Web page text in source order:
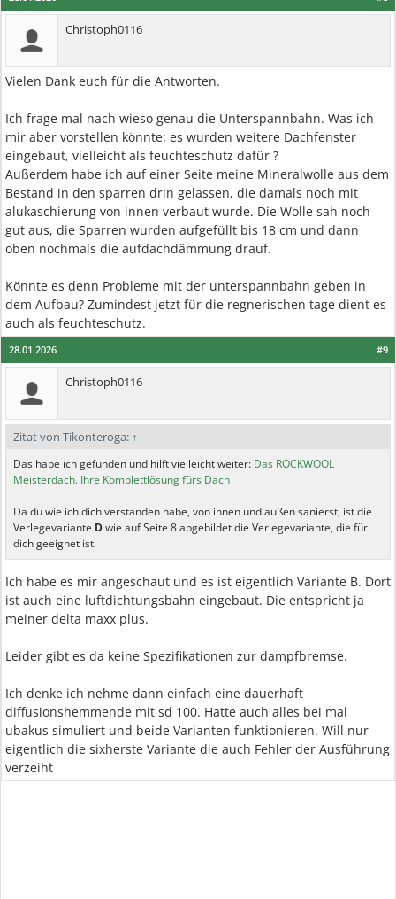
Christoph0116
Vielen Dank euch für die Antworten.
Ich frage mal nach wieso genau die Unterspannbahn. Was ich
mir aber vorstellen könnte: es wurden weitere Dachfenster
eingebaut, vielleicht als feuchteschutz dafür ?
Außerdem habe ich auf einer Seite meine Mineralwolle aus dem
Bestand in den sparren drin gelassen, die damals noch mit
alukaschierung von innen verbaut wurde. Die Wolle sah noch
gut aus, die Sparren wurden aufgefüllt bis 18 cm und dann
oben nochmals die aufdachdämmung drauf.
Könnte es denn Probleme mit der unterspannbahn geben in
dem Aufbau? Zumindest jetzt für die regnerischen tage dient es
auch als feuchteschutz.
#9
28.01.2026
Christoph0116
Zitat von Tikonteroga: ↑
Das habe ich gefunden und hilft vielleicht weiter: Das ROCKWOOL
Meisterdach. Ihre Komplettlösung fürs Dach
Da du wie ich dich verstanden habe, von innen und außen sanierst, ist die
Verlegevariante Dwie auf Seite 8 abgebildet die Verlegevariante, die für
dich geeignet ist.
Ich habe es mir angeschaut und es ist eigentlich Variante B. Dort
ist auch eine luftdichtungsbahn eingebaut. Die entspricht ja
meiner delta maxx plus.
Leider gibt es da keine Spezifikationen zur dampfbremse.
Ich denke ich nehme dann einfach eine dauerhaft
diffusionshemmende mit sd 100. Hatte auch alles bei mal
ubakus simuliert und beide Varianten funktionieren. Will nur
eigentlich die sixherste Variante die auch Fehler der Ausführung
verzeiht